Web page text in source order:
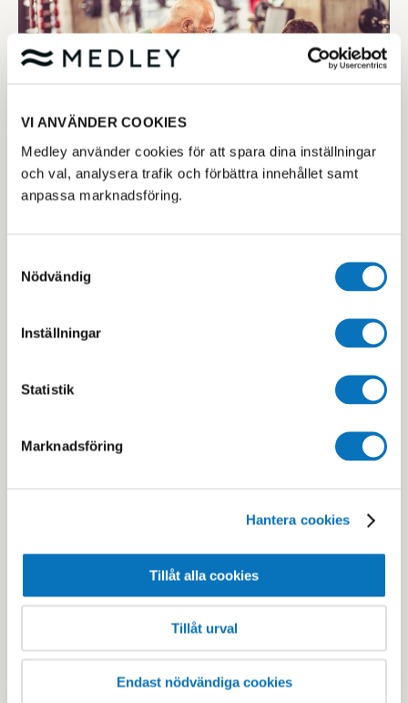
VI ANVÄNDER COOKIES
Medley använder cookies för att spara dina inställningar
och val, analysera trafik och förbättra innehållet samt
anpassa marknadsföring.
Nödvändig
Inställningar
Statistik
Marknadsföring
Hantera cookies
Tillåt alla cookies
Tillåt urval
Endast nödvändiga cookies
Medlemsförmåner
Vårt utbud